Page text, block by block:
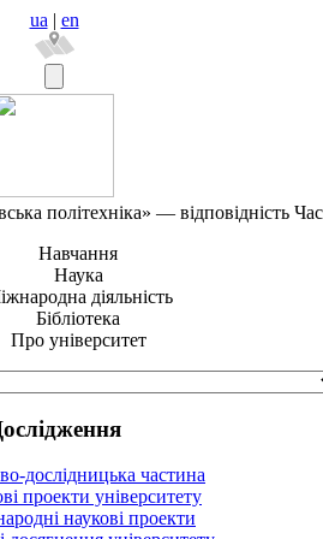
ua | en
політехніка» — відповідність
Навчання
Наука
діяльність
Бібліотека
Про університет
дослідницька частина
проекти університету
наукові проекти